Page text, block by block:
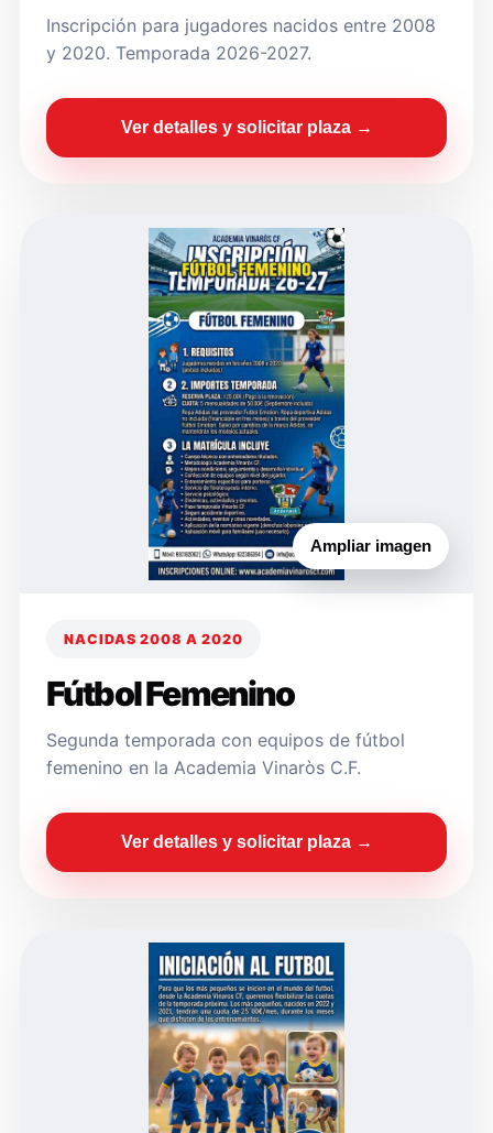
Inscripción para jugadores nacidos entre 2008
y 2020. Temporada 2026-2027.
Ver detalles y solicitar plaza →
Ampliar imagen
NACIDAS 2008 A 2020
Fútbol Femenino
Segunda temporada con equipos de fútbol
femenino en la Academia Vinaròs C.F.
Ver detalles y solicitar plaza →